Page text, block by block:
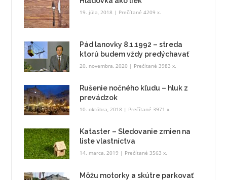
19. júla, 2018 | Prečítané 4209 x.
Pád lanovky 8.1.1992 – streda
ktorú budem vždy predýchavať
20. novembra, 2020 | Prečítané 3983 x.
Rušenie nočného kľudu – hluk z
prevádzok
10. októbra, 2018 | Prečítané 3971 x.
Kataster – Sledovanie zmien na
liste vlastníctva
14. marca, 2019 | Prečítané 3563 x.
Môžu motorky a skútre parkovať